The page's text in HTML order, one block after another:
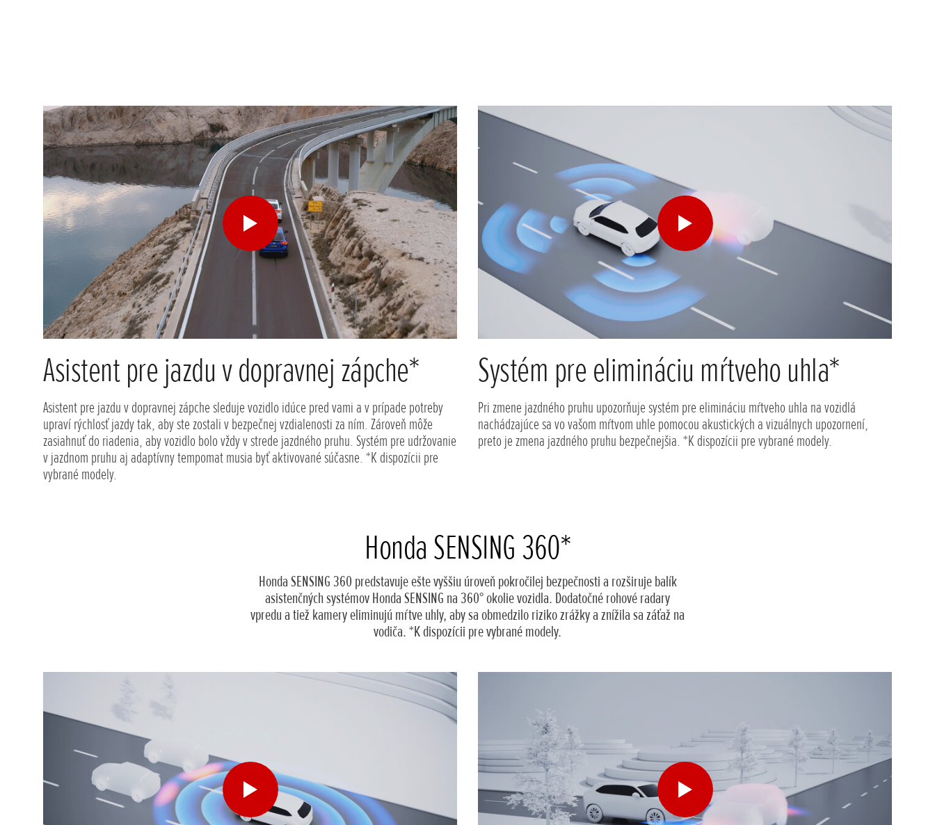
Asistent pre jazdu v dopravnej zápche*
Asistent pre jazdu v dopravnej zápche sleduje vozidlo idúce pred vami a v prípade potreby
upraví rýchlosť jazdy tak, aby ste zostali v bezpečnej vzdialenosti za ním. Zároveň môže
zasiahnuť do riadenia, aby vozidlo bolo vždy v strede jazdného pruhu. Systém pre udržovanie
v jazdnom pruhu aj adaptívny tempomat musia byť aktivované súčasne. *K dispozícii pre
vybrané modely.
Systém pre elimináciu mŕtveho uhla*
Pri zmene jazdného pruhu upozorňuje systém pre elimináciu mŕtveho uhla na vozidlá
nachádzajúce sa vo vašom mŕtvom uhle pomocou akustických a vizuálnych upozornení,
preto je zmena jazdného pruhu bezpečnejšia. *K dispozícii pre vybrané modely.
Honda SENSING 360*
Honda SENSING 360 predstavuje ešte vyššiu úroveň pokročilej bezpečnosti a rozširuje balík
asistenčných systémov Honda SENSING na 360° okolie vozidla. Dodatočné rohové radary
vpredu a tiež kamery eliminujú mŕtve uhly, aby sa obmedzilo riziko zrážky a znížila sa záťaž na
vodiča. *K dispozícii pre vybrané modely.